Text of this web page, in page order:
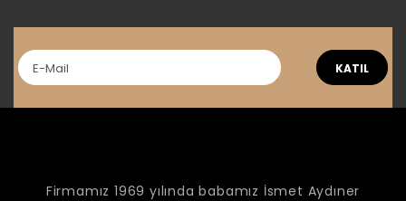
KATIL
Firmamız 1969 yılında babamız İsmet Aydıner